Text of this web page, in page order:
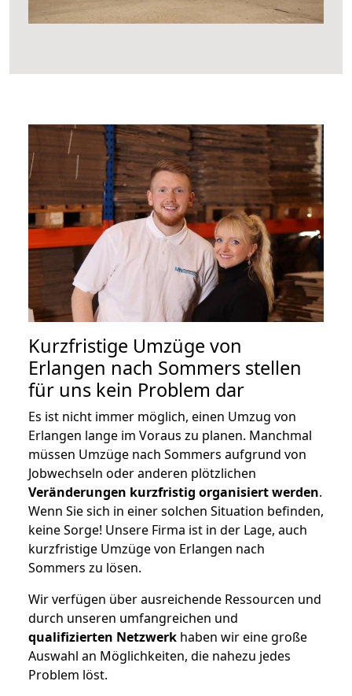
Kurzfristige Umzüge von
Erlangen nach Sommers stellen
für uns kein Problem dar
Es ist nicht immer möglich, einen Umzug von
Erlangen lange im Voraus zu planen. Manchmal
müssen Umzüge nach Sommers aufgrund von
Jobwechseln oder anderen plötzlichen
Veränderungen kurzfristig organisiert werden.
Wenn Sie sich in einer solchen Situation befinden,
keine Sorge! Unsere Firma ist in der Lage, auch
kurzfristige Umzüge von Erlangen nach
Sommers zu lösen.
Wir verfügen über ausreichende Ressourcen und
durch unseren umfangreichen und
qualifizierten Netzwerk haben wir eine große
Auswahl an Möglichkeiten, die nahezu jedes
Problem löst.